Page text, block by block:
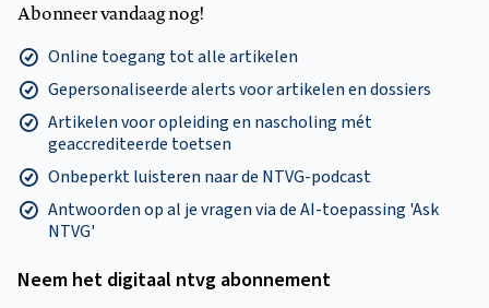
Abonneer vandaag nog!
Online toegang tot alle artikelen
Gepersonaliseerde alerts voor artikelen en dossiers
Artikelen voor opleiding en nascholing mét
geaccrediteerde toetsen
Onbeperkt luisteren naar de NTVG-podcast
Antwoorden op al je vragen via de AI-toepassing 'Ask
NTVG'
Neem het digitaal ntvg abonnement